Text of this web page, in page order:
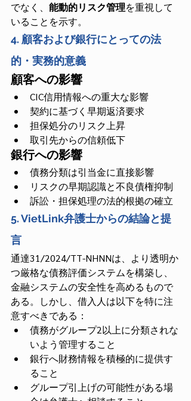
でなく、 能動的リスク管理を重視して
いることを示す。
4. 顧客および銀行にとっての法
的・実務的意義
顧客への影響
CIC信用情報への重大な影響
契約に基づく早期返済要求
担保処分のリスク上昇
取引先からの信頼低下
銀行への影響
債務分類は引当金に直接影響
リスクの早期認識と不良債権抑制
訴訟・担保処理の法的根拠の確立
5. VietLink弁護士からの結論と提
言
通達31/2024/TT-NHNNは、より透明か
つ厳格な債務評価システムを構築し、
金融システムの安全性を高めるもので
ある。しかし、借入人は以下を特に注
意すべきである：
債務がグループ2以上に分類されな
いよう管理すること
銀行へ財務情報を積極的に提供す
ること
グループ引上げの可能性がある場